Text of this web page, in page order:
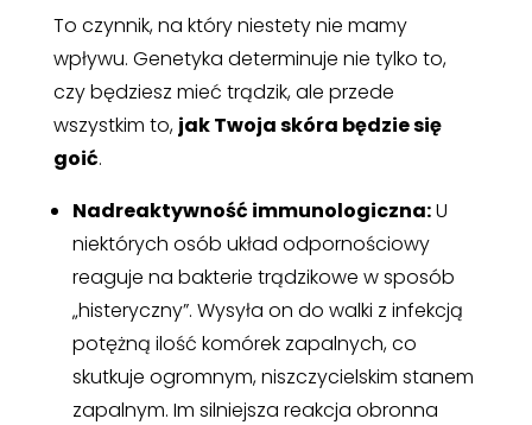
To czynnik, na który niestety nie mamy
wpływu. Genetyka determinuje nie tylko to,
czy będziesz mieć trądzik, ale przede
wszystkim to, jak Twoja skóra będzie się
goić.
Nadreaktywność immunologiczna:U
niektórych osób układ odpornościowy
reaguje na bakterie trądzikowe w sposób
„histeryczny”. Wysyła on do walki z infekcją
potężną ilość komórek zapalnych, co
skutkuje ogromnym, niszczycielskim stanem
zapalnym. Im silniejsza reakcja obronna